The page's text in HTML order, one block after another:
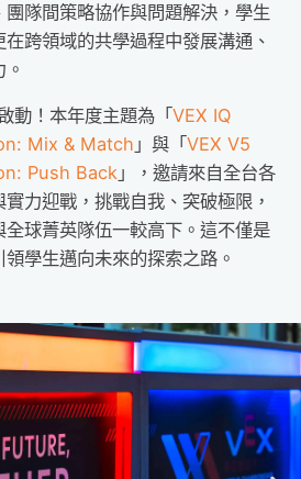
隊間策略協作與問題解決，學生
跨領域的共學過程中發展溝通、
動！本年度主題為「VEX IQ
Mix & Match 」與「VEX V5
Push Back 」，邀請來自全台各
力迎戰，挑戰自我、突破極限，
球菁英隊伍一較高下。 這不僅是
學生邁向未來的探索之路。